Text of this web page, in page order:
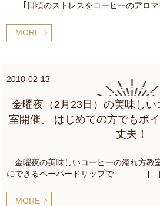
｢日頃のストレスをコーヒーのアロ
MORE
2018-02-13
金曜夜（2月23日）の美味し
室開催。 はじめての方でもポ
丈夫！
金曜夜の美味しいコーヒーの淹れ方
にできるペーパードリップで […]
MORE